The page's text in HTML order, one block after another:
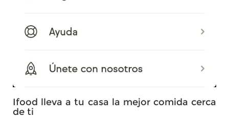
Ifood lleva a tu casa la mejor comida cerca
de ti